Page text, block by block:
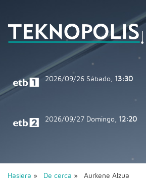
2026/09/26 Sábado, 13:30
2026/09/27 Domingo, 12:20
Hasiera » De cerca » Aurkene Alzua